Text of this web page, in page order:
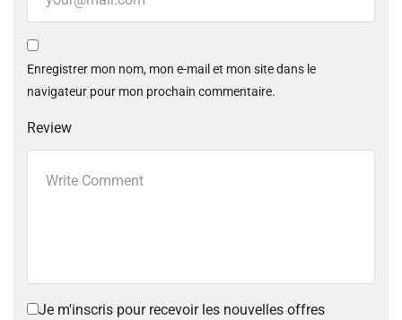
Enregistrer mon nom, mon e-mail et mon site dans le
navigateur pour mon prochain commentaire.
Review
Je m'inscris pour recevoir les nouvelles offres